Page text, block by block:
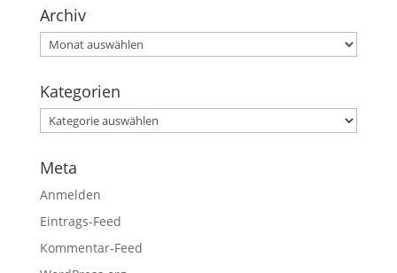
Archiv
Kategorien
Meta
Anmelden
Eintrags-Feed
Kommentar-Feed